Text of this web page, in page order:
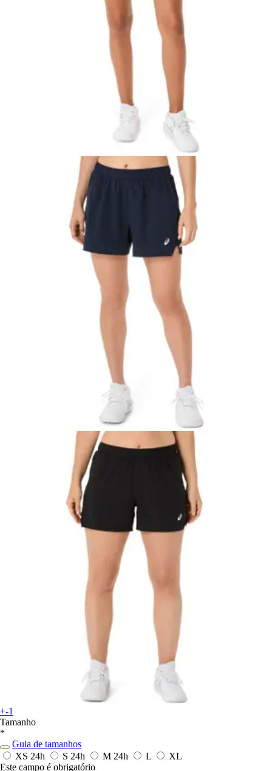
+-1
Tamanho
*
Guia de tamanhos
XS 24h S 24h M 24h L
XL
Este campo é obrigatório